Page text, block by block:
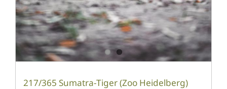
217/365 Sumatra-Tiger (Zoo Heidelberg)